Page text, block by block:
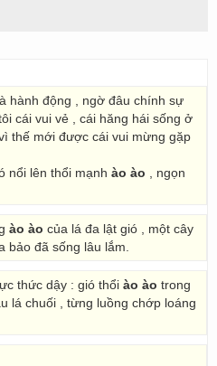
hành động , ngờ đâu chính sự
cái vui vẻ , cái hăng hái sống ở
thế mới được cái vui mừng gặp
nổi lên thổi mạnh ào ào , ngọn
ào ào của lá đa lật gió , một cây
bảo đã sống lâu lắm.
thức dậy : gió thổi ào ào trong
lá chuối , từng luồng chớp loáng